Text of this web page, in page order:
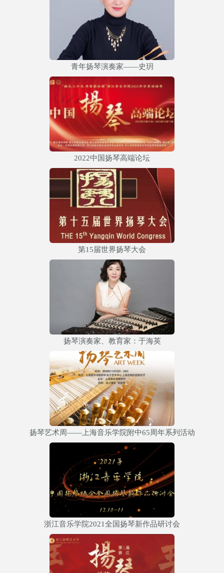
青年扬琴演奏家——史玥
2022中国扬琴高端论坛
第15届世界扬琴大会
扬琴演奏家、教育家：于海英
扬琴艺术周——上海音乐学院附中65周年系列活动
浙江音乐学院2021全国扬琴新作品研讨会